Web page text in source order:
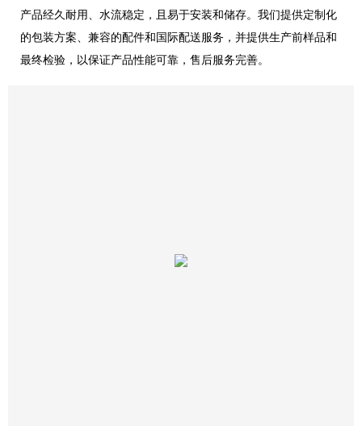
产品经久耐用、水流稳定，且易于安装和储存。我们提供定制化
的包装方案、兼容的配件和国际配送服务，并提供生产前样品和
最终检验，以保证产品性能可靠，售后服务完善。